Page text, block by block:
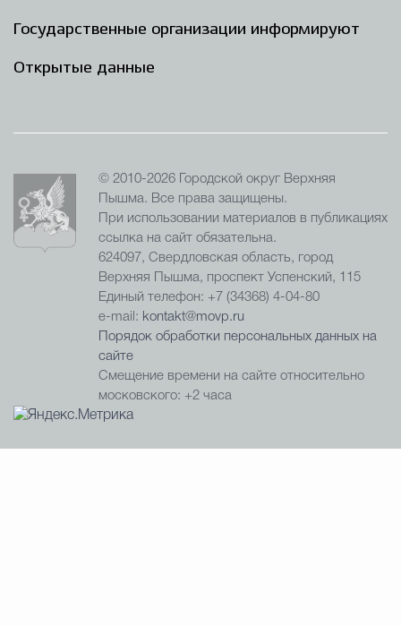
Государственные организации информируют
Открытые данные
© 2010-2026 Городской округ Верхняя
Пышма. Все права защищены.
При использовании материалов в публикациях
ссылка на сайт обязательна.
624097, Свердловская область, город
Верхняя Пышма, проспект Успенский, 115
Единый телефон: +7 (34368) 4-04-80
e-mail: kontakt@movp.ru
Порядок обработки персональных данных на
сайте
Смещение времени на сайте относительно
московского: +2 часа